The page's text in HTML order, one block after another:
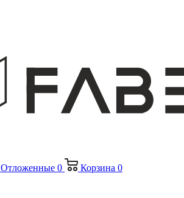
Отложенные 0 Корзина 0